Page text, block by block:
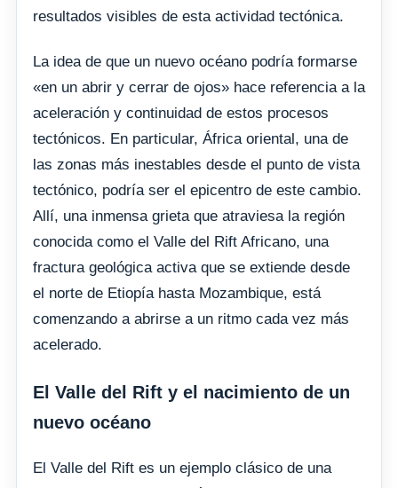
resultados visibles de esta actividad tectónica.
La idea de que un nuevo océano podría formarse
«en un abrir y cerrar de ojos» hace referencia a la
aceleración y continuidad de estos procesos
tectónicos. En particular, África oriental, una de
las zonas más inestables desde el punto de vista
tectónico, podría ser el epicentro de este cambio.
Allí, una inmensa grieta que atraviesa la región
conocida como el Valle del Rift Africano, una
fractura geológica activa que se extiende desde
el norte de Etiopía hasta Mozambique, está
comenzando a abrirse a un ritmo cada vez más
acelerado.
El Valle del Rift y el nacimiento de un
nuevo océano
El Valle del Rift es un ejemplo clásico de una